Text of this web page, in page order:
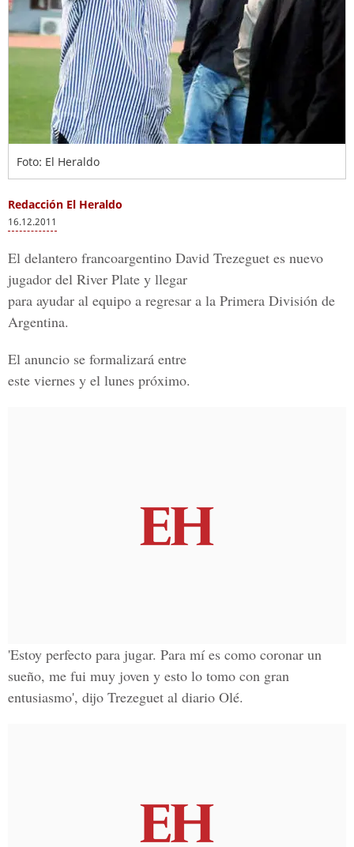
Foto: El Heraldo
Redacción El Heraldo
16.12.2011
El delantero francoargentino David Trezeguet es nuevo
jugador del River Plate y llegar
para ayudar al equipo a regresar a la Primera División de
Argentina.
El anuncio se formalizará entre
este viernes y el lunes próximo.
'Estoy perfecto para jugar. Para mí es como coronar un
sueño, me fui muy joven y esto lo tomo con gran
entusiasmo', dijo Trezeguet al diario Olé.